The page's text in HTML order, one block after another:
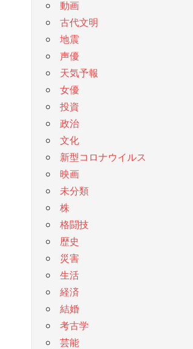
動画
古代文明
地震
声優
天気予報
女優
投資
政治
文化
新型コロナウイルス
映画
未分類
株
格闘技
歴史
災害
生活
経済
結婚
考古学
芸能